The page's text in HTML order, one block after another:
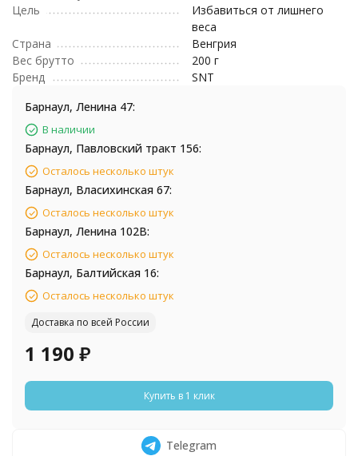
Цель
Избавиться от лишнего
веса
Страна
Венгрия
Вес брутто
200 г
Бренд
SNT
Барнаул, Ленина 47:
В наличии
Барнаул, Павловский тракт 156:
Осталось несколько штук
Барнаул, Власихинская 67:
Осталось несколько штук
Барнаул, Ленина 102В:
Осталось несколько штук
Барнаул, Балтийская 16:
Осталось несколько штук
Доставка по всей России
1 190 ₽
Купить в 1 клик
Telegram